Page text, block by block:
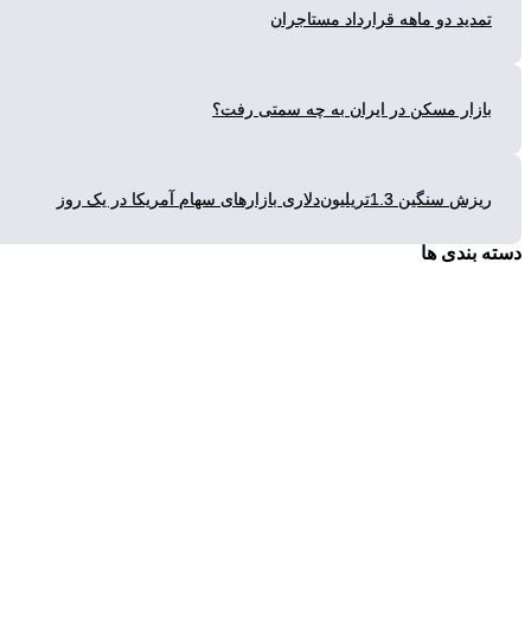
دو ماهه قرارداد مستاجران
مسکن در ایران به چه سمتی رفت؟
1.3تریلیون‌دلاری بازارهای سهام آمریکا در یک روز
ها